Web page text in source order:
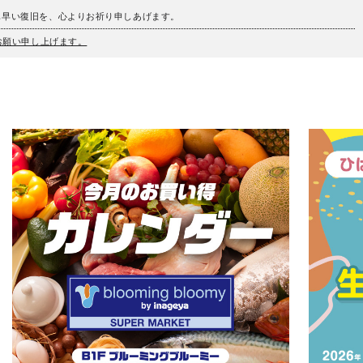
い復旧を、心よりお祈り申しあげます。
い申し上げます。